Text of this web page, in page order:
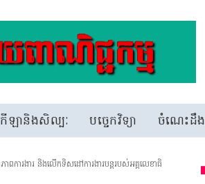
កីឡានិងសិល្បៈ បច្ចេកវិទ្យា ចំណេះដឹង
ការងារ និងលើកទិសដៅការងារបន្តរបស់អគ្គលេខាធិ